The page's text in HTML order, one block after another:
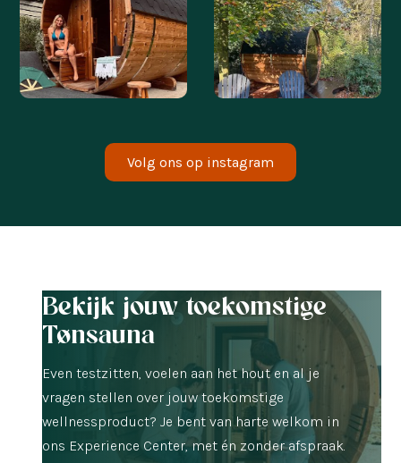
Volg ons op instagram
Bekijk jouw toekomstige
Tønsauna
Even testzitten, voelen aan het hout en al je
vragen stellen over jouw toekomstige
wellnessproduct? Je bent van harte welkom in
ons Experience Center, met én zonder afspraak.